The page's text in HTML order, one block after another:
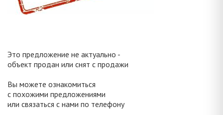
Это предложение не актуально -
объект продан или снят с продажи
Вы можете ознакомиться
с похожими предложениями
или связаться с нами по телефону